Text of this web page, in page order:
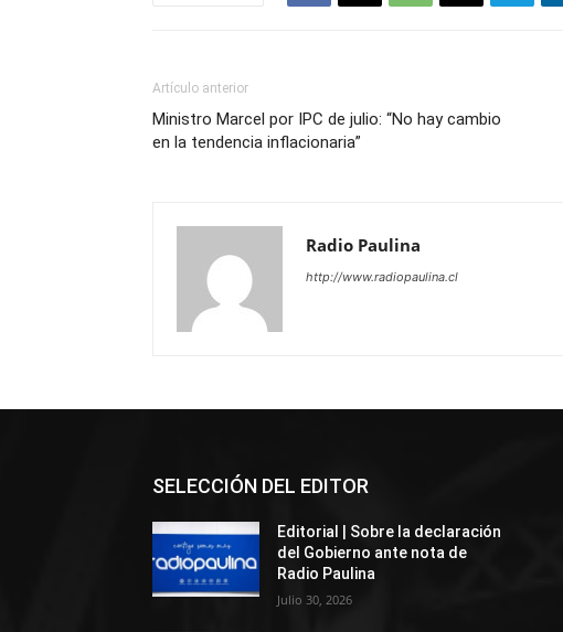
Artículo anterior
Ministro Marcel por IPC de julio: “No hay cambio
en la tendencia inflacionaria”
Radio Paulina
http://www.radiopaulina.cl
SELECCIÓN DEL EDITOR
Editorial | Sobre la declaración
del Gobierno ante nota de
Radio Paulina
Julio 30, 2026